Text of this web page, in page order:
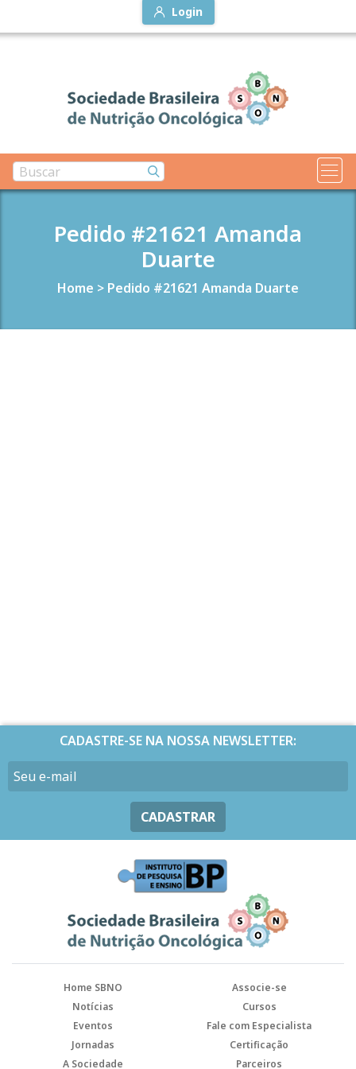
Login
Pedido #21621 Amanda
Duarte
Home > Pedido #21621 Amanda Duarte
CADASTRE-SE NA NOSSA NEWSLETTER:
CADASTRAR
Home SBNO
Associe-se
Notícias
Cursos
Eventos
Fale com Especialista
Jornadas
Certificação
A Sociedade
Parceiros